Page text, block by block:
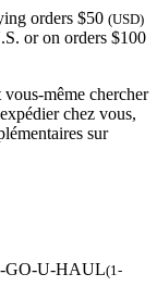
orders $50 (USD)
or on orders $100
vous-même chercher
chez vous,
sur
GO-U-HAUL(1-